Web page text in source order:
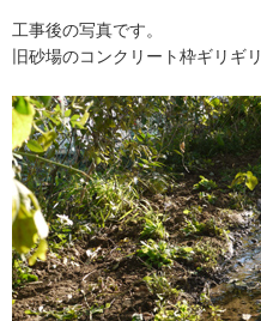
工事後の写真です。
旧砂場のコンクリート枠ギリギ